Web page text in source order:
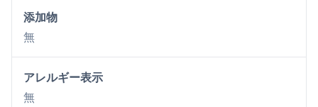
添加物
無
アレルギー表示
無